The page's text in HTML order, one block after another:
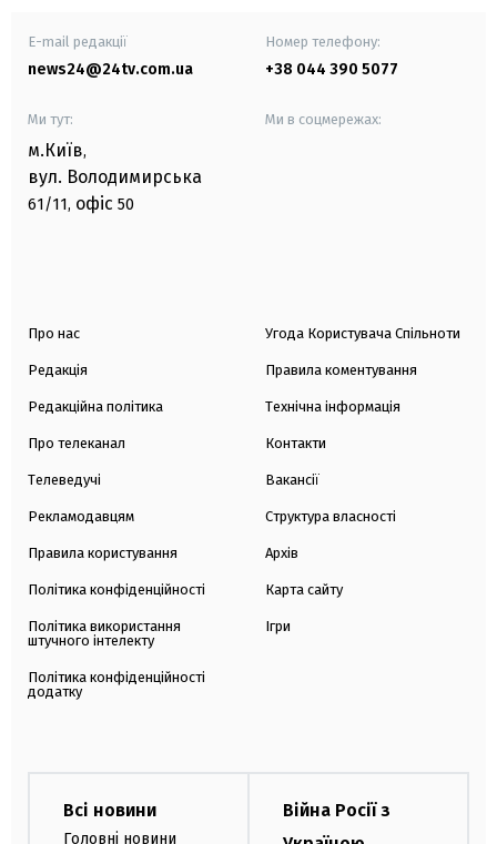
E-mail редакції
news24@24tv.com.ua
Номер телефону:
+38 044 390 5077
Ми тут:
м.Київ,
вул. Володимирська
61/11, офіс 50
Ми в соцмережах:
Про нас
Редакція
Редакційна політика
Про телеканал
Телеведучі
Рекламодавцям
Правила користування
Політика конфіденційності
Політика використання
штучного інтелекту
Політика конфіденційності
додатку
Угода Користувача Спільноти
Правила коментування
Технічна інформація
Контакти
Вакансії
Структура власності
Архів
Карта сайту
Ігри
Всі новини
Головні новини
Війна Росії з